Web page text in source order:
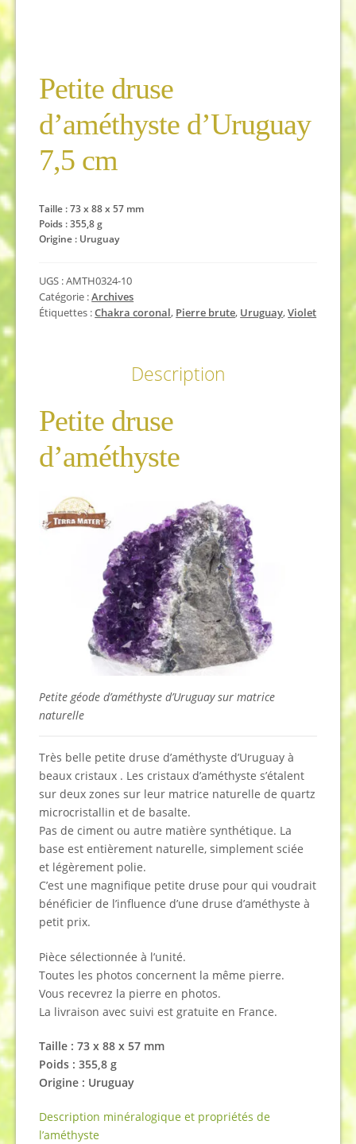
Petite druse
d’améthyste d’Uruguay
7,5 cm
Taille : 73 x 88 x 57 mm
Poids : 355,8 g
Origine : Uruguay
UGS :AMTH0324-10
Catégorie :Archives
Étiquettes :Chakra coronal, Pierre brute, Uruguay,Violet
Description
Petite druse
d’améthyste
Petite géode d’améthyste d’Uruguay sur matrice
naturelle
Très belle petite druse d’améthyste d’Uruguay à
beaux cristaux . Les cristaux d’améthyste s’étalent
sur deux zones sur leur matrice naturelle de quartz
microcristallin et de basalte.
Pas de ciment ou autre matière synthétique. La
base est entièrement naturelle, simplement sciée
et légèrement polie.
C’est une magnifique petite druse pour qui voudrait
bénéficier de l’influence d’une druse d’améthyste à
petit prix.
Pièce sélectionnée à l’unité.
Toutes les photos concernent la même pierre.
Vous recevrez la pierre en photos.
La livraison avec suivi est gratuite en France.
Taille : 73 x 88 x 57 mm
Poids : 355,8 g
Origine : Uruguay
Description minéralogique et propriétés de
l’améthyste